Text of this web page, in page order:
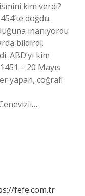
kim verdi?
doğdu.
inanıyordu
bildirdi.
ABD’yi kim
– 20 Mayıs
yapan, coğrafi
fefe.com.tr